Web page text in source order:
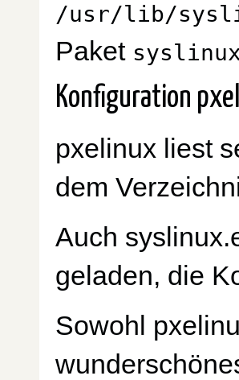
/usr/lib/
Paket
Konfiguration
pxelinux liest
dem
Auch
geladen, die
Sowohl